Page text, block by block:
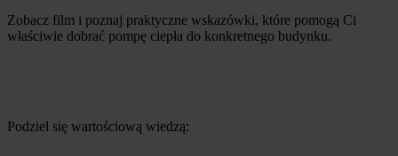
Zobacz film i poznaj praktyczne wskazówki, które pomogą Ci
właściwie dobrać pompę ciepła do konkretnego budynku.
Podziel się wartościową wiedzą: